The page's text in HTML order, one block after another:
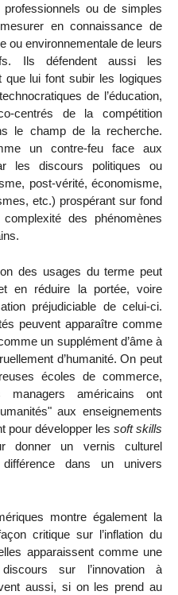
ou de simples
en connaissance de
ou environnementale de leurs
Ils défendent aussi les
que lui font subir les logiques
de l’éducation,
centrés de la compétition
le champ de la recherche.
un contre-feu face aux
les discours politiques ou
post-vérité, économisme,
etc.) prospérant sur fond
des phénomènes
des usages du terme peut
en réduire la portée, voire
préjudiciable de celui-ci.
peuvent apparaître comme
un supplément d’âme à
d’humanité. On peut
écoles de commerce,
managers américains ont
aux enseignements
pour développer les soft skills
donner un vernis culturel
dans un univers
montre également la
critique sur l’inflation du
apparaissent comme une
sur l’innovation à
aussi, si on les prend au